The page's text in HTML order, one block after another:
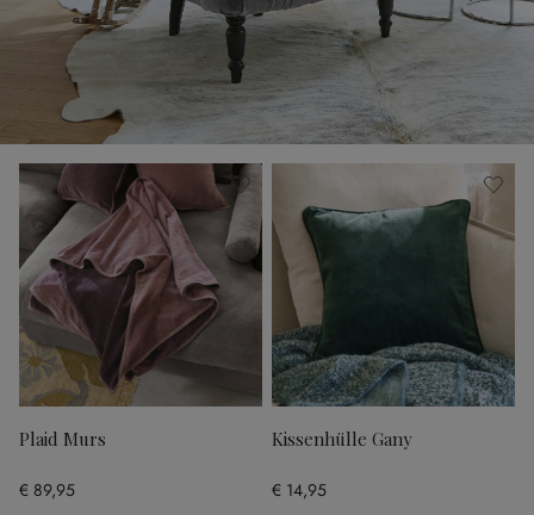
Plaid Murs
€ 89,95
Kissenhülle Gany
€ 14,95